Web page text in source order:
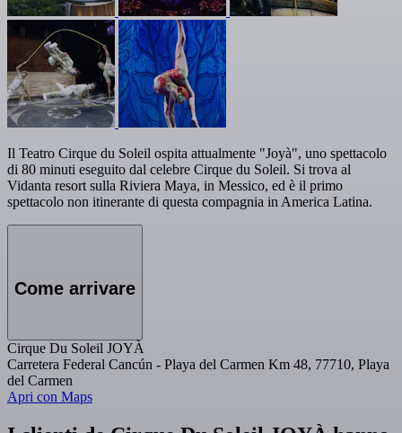
Il Teatro Cirque du Soleil ospita attualmente "Joyà", uno spettacolo
di 80 minuti eseguito dal celebre Cirque du Soleil. Si trova al
Vidanta resort sulla Riviera Maya, in Messico, ed è il primo
spettacolo non itinerante di questa compagnia in America Latina.
Come arrivare
Cirque Du Soleil JOYÀ
Carretera Federal Cancún - Playa del Carmen Km 48, 77710, Playa
del Carmen
Apri con Maps